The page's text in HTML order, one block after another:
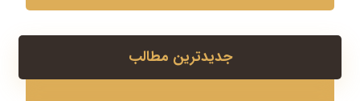
جدیدترین مطالب